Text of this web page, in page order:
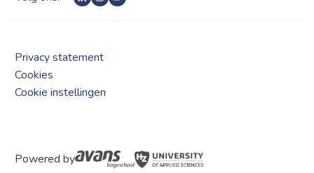
Powered by
Privacy statement
Cookies
Cookie instellingen